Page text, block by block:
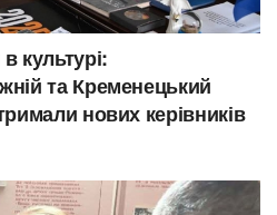
культурі:
та Кременецький
нових керівників